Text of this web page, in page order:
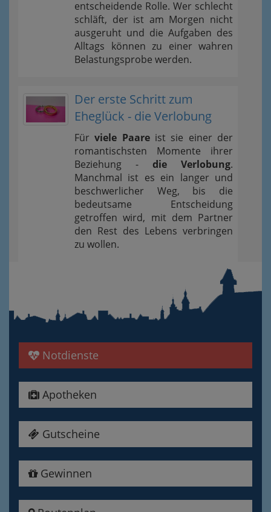
entscheidende Rolle. Wer schlecht
schläft, der ist am Morgen nicht
ausgeruht und die Aufgaben des
Alltags können zu einer wahren
Belastungsprobe werden.
Der erste Schritt zum
Eheglück - die Verlobung
Fürviele Paareist sie einer der
romantischsten Momente ihrer
Beziehung - die Verlobung.
Manchmal ist es ein langer und
beschwerlicher Weg, bis die
bedeutsame Entscheidung
getroffen wird, mit dem Partner
den Rest des Lebens verbringen
zu wollen.
Notdienste
Apotheken
Gutscheine
Gewinnen